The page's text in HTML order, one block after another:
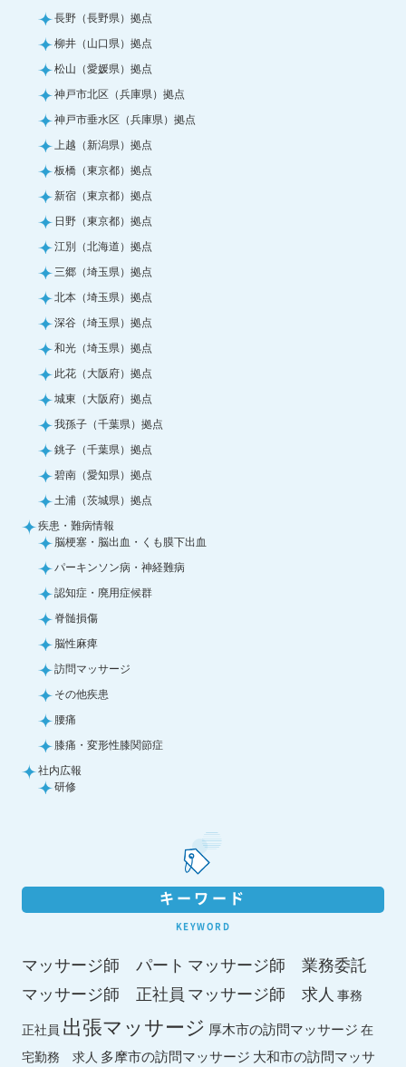
長野（長野県）拠点
柳井（山口県）拠点
松山（愛媛県）拠点
神戸市北区（兵庫県）拠点
神戸市垂水区（兵庫県）拠点
上越（新潟県）拠点
板橋（東京都）拠点
新宿（東京都）拠点
日野（東京都）拠点
江別（北海道）拠点
三郷（埼玉県）拠点
北本（埼玉県）拠点
深谷（埼玉県）拠点
和光（埼玉県）拠点
此花（大阪府）拠点
城東（大阪府）拠点
我孫子（千葉県）拠点
銚子（千葉県）拠点
碧南（愛知県）拠点
土浦（茨城県）拠点
疾患・難病情報
脳梗塞・脳出血・くも膜下出血
パーキンソン病・神経難病
認知症・廃用症候群
脊髄損傷
脳性麻痺
訪問マッサージ
その他疾患
腰痛
膝痛・変形性膝関節症
社内広報
研修
キーワード
KEYWORD
マッサージ師 パート マッサージ師 業務委託
マッサージ師 正社員 マッサージ師 求人 事務
正社員 出張マッサージ 厚木市の訪問マッサージ 在
宅勤務 求人 多摩市の訪問マッサージ 大和市の訪問マッサ